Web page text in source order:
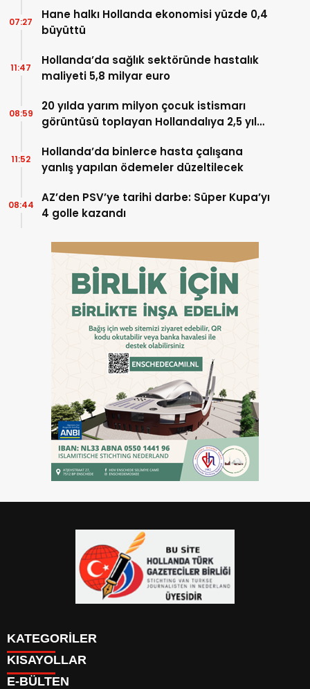
Hane halkı Hollanda ekonomisi yüzde 0,4
büyüttü
07:27
Hollanda’da sağlık sektöründe hastalık
maliyeti 5,8 milyar euro
11:47
20 yılda yarım milyon çocuk istismarı
görüntüsü toplayan Hollandalıya 2,5 yıl
08:59
Hollanda’da binlerce hasta çalışana
yanlış yapılan ödemeler düzeltilecek
11:52
AZ’den PSV’ye tarihi darbe: Süper Kupa’yı
4 golle kazandı
08:44
KATEGORİLER
YAZARLAR
KISAYOLLAR
E-BÜLTEN